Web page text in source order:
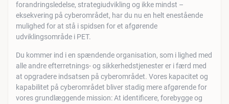
forandringsledelse, strategiudvikling og ikke mindst –
eksekvering på cyberområdet, har du nu en helt enestående
mulighed for at stå i spidsen for et afgørende
udviklingsområde i PET.
Du kommer ind i en spændende organisation, som i lighed med
alle andre efterretnings- og sikkerhedstjenester er i færd med
at opgradere indsatsen på cyberområdet. Vores kapacitet og
kapabilitet på cyberområdet bliver stadig mere afgørende for
vores grundlæggende mission: At identificere, forebygge og